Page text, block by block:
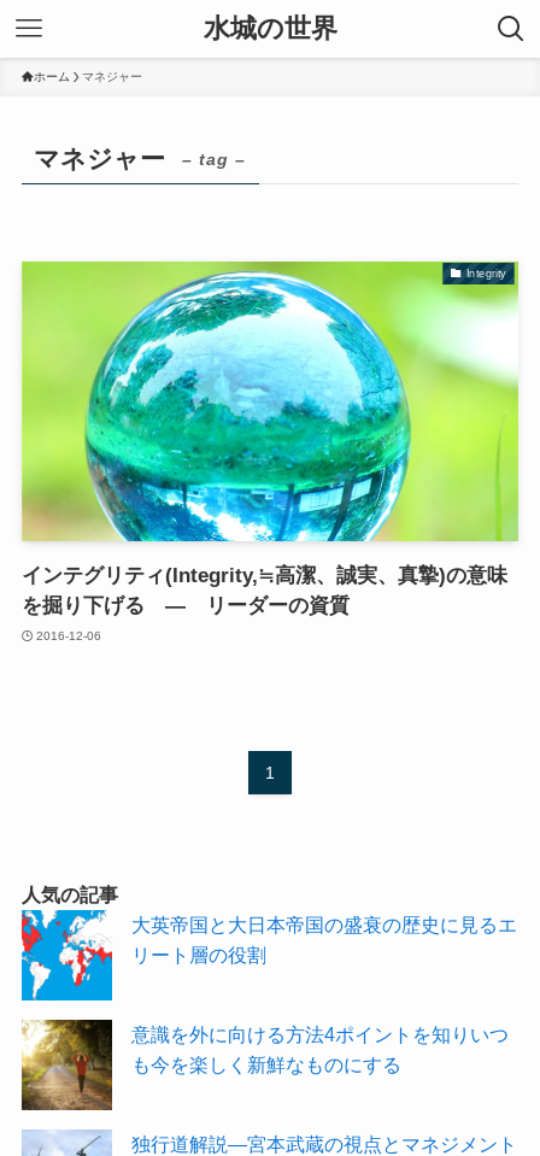
水城の世界
ホーム マネジャー
マネジャー – tag –
Integrity
インテグリティ(Integrity,≒高潔、誠実、真摯)の意味
を掘り下げる ― リーダーの資質
2016-12-06
1
人気の記事
大英帝国と大日本帝国の盛衰の歴史に見るエ
リート層の役割
意識を外に向ける方法4ポイントを知りいつ
も今を楽しく新鮮なものにする
独行道解説―宮本武蔵の視点とマネジメント